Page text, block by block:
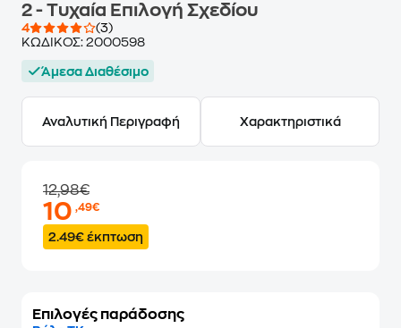
2 - Τυχαία Επιλογή Σχεδίου
4
(3)
ΚΩΔΙΚΟΣ: 2000598
Άμεσα Διαθέσιμο
Αναλυτική Περιγραφή Χαρακτηριστικά
12,98€
10,49€
2.49€ έκπτωση
Επιλογές παράδοσης